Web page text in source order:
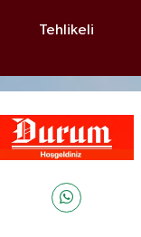
Tehlikeli